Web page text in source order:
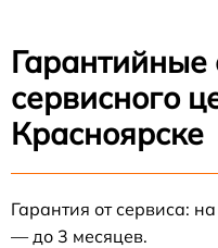
Гарантийные
сервисного
Красноярске
Гарантия от сервиса:
— до 3 месяцев.